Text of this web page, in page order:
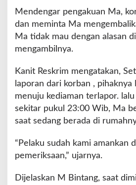
Mendengar pengakuan Ma,
dan meminta Ma
Ma tidak mau dengan alasan
mengambilnya.
Kanit Reskrim mengatakan,
laporan dari korban , pihaknya
menuju kediaman terlapor.
sekitar pukul 23:00 Wib, Ma
saat sedang berada di
“Pelaku sudah kami amankan
pemeriksaan,” ujarnya.
Dijelaskan M Bintang, saat